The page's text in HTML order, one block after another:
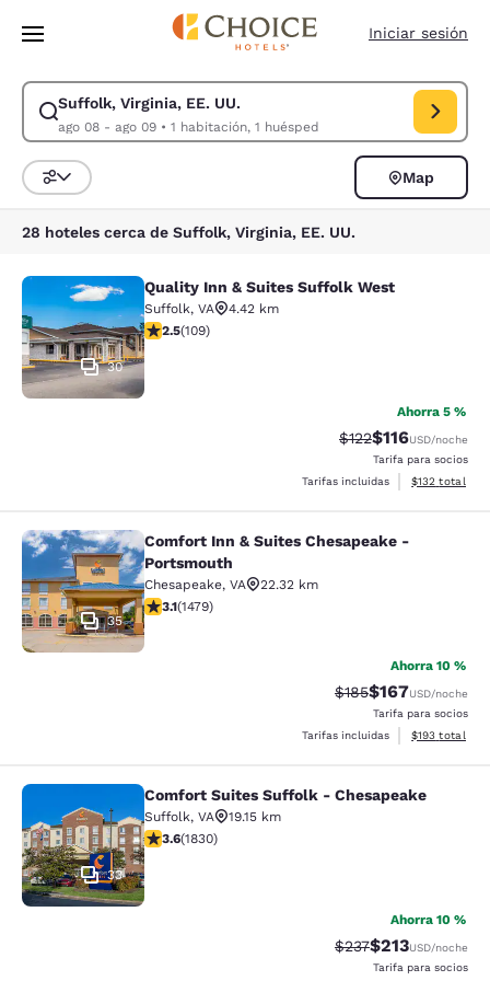
Pasar A Contenido Principal
Iniciar sesión
Suffolk, Virginia, EE. UU.
ago 08 - ago 09• 1 habitación, 1 huésped
Modificar la búsqueda de Suffolk, Virginia, EE. UU.. Fecha de check-in
Ordenar y filtrar
Map
28 hoteles cerca de Suffolk, Virginia, EE. UU.
Quality Inn & Suites Suffolk West
30
Quality Inn & Suites Suffolk West
Suffolk, VA
4.42 km
calificación de 2.54 estrellas. Feria. 109 reseñas
2.5(109)
Ahorra 5 %
Precio tachado:
$122Precio con
$116USD/noche
Tarifa para socios
Tarifas incluidas
Ver detalles
$132 total
Comfort Inn & Suites Chesapeake -
35
Comfort Inn & Suites Chesapeake -
Portsmouth
Chesapeake, VA
22.32 km
calificación de 3.08 estrellas. Feria. 1479 reseñas
3.1(1479)
Ahorra 10 %
Precio tachado:
$185Precio con
$167USD/noche
Tarifa para socios
Tarifas incluidas
Ver detalles
$193 total
Comfort Suites Suffolk -
33
Comfort Suites Suffolk - Chesapeake
Suffolk, VA
19.15 km
calificación de 3.59 estrellas. Bueno. 1830 reseñas
3.6(1830)
Ahorra 10 %
Precio tachado:
$237Precio con
$213USD/noche
Tarifa para socios